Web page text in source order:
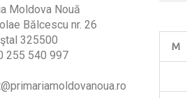
Moldova Nouă
Bălcescu nr. 26
325500
255 540 997
M